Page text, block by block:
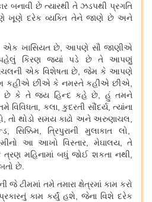
બનાવી છે ત્યારથી તે ઝડપથી પ્રગતિ
ખૂણે દરેક વ્યક્તિ તેને જાણે છે અને
એક ખાસિયત છે, આપણે સૌ જાણીએ
પહેલું કિરણ જ્યાં પડે છે તે આપણું
એક વિશેષતા છે, જેમ કે આપણે
કહીએ છીએ કે નમસ્તે કહીએ છીએ,
છે કે તે જય હિન્દ કહે છે, હું તમને
કલા, કુદરતી સૌંદર્ય, ત્યાંના
તો થોડો સમય કાઢો અને અરુણાચલ,
સિક્કિમ, ત્રિપુરાની મુલાકાત લો,
આ આખો વિસ્તાર, મેઘાલય, તે
મહિનામાં બધું જોઈ શકતા નથી,
છે.
તમે તમારા ક્ષેત્રમાં કામ કરો
કામ કર્યું હશે, જેના વિશે દરેક